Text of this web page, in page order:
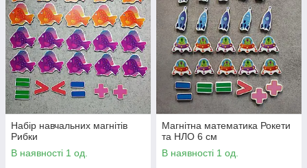
Набір навчальних магнітів
Рибки
В наявності 1 од.
Магнітна математика Рокети
та НЛО 6 см
В наявності 1 од.